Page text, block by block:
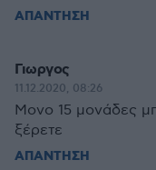
ΑΠΑΝΤΗΣΗ
Γιωργος
11.12.2020, 08:26
Μονο 15 μονάδες
ξέρετε
ΑΠΑΝΤΗΣΗ